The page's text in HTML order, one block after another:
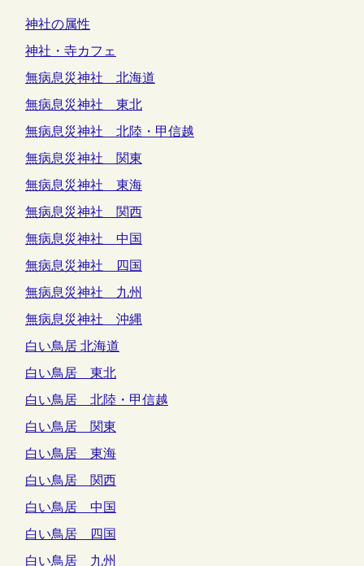
神社の属性
神社・寺カフェ
無病息災神社 北海道
無病息災神社 東北
無病息災神社 北陸・甲信越
無病息災神社 関東
無病息災神社 東海
無病息災神社 関西
無病息災神社 中国
無病息災神社 四国
無病息災神社 九州
無病息災神社 沖縄
白い鳥居 北海道
白い鳥居 東北
白い鳥居 北陸・甲信越
白い鳥居 関東
白い鳥居 東海
白い鳥居 関西
白い鳥居 中国
白い鳥居 四国
白い鳥居 九州